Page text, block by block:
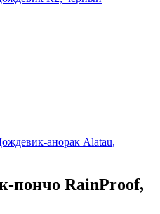
анорак Alatau,
пончо RainProof,